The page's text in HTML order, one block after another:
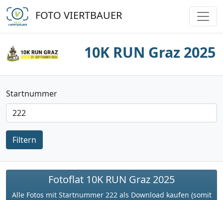
FOTO VIERTBAUER
10K RUN Graz 2025
Startnummer
Filtern
Fotoflat 10K RUN Graz 2025
Alle Fotos mit Startnummer 222 als Download kaufen (somit